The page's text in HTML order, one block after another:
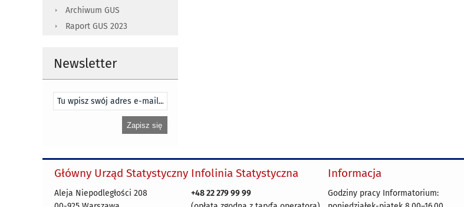
Archiwum GUS
Raport GUS 2023
Newsletter
Główny Urząd Statystyczny
Aleja Niepodległości 208
Infolinia Statystyczna
+48 22 279 99 99
Informacja
Godziny pracy Informatorium: